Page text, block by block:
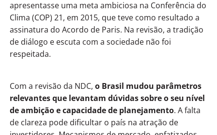
apresentasse uma meta ambiciosa na Conferência do
Clima (COP) 21, em 2015, que teve como resultado a
assinatura do Acordo de Paris. Na revisão, a tradição
de diálogo e escuta com a sociedade não foi
respeitada.
Com a revisão da NDC, o Brasil mudou parâmetros
relevantes que levantam dúvidas sobre o seu nível
de ambição e capacidade de planejamento. A falta
de clareza pode dificultar o país na atração de